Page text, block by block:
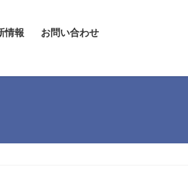
情報 お問い合わせ